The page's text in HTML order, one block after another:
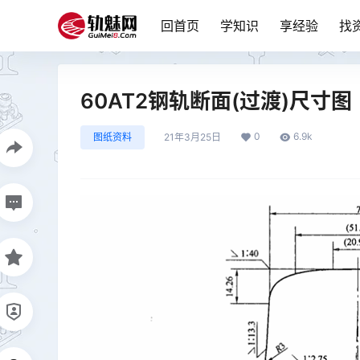
回首页 学知识 享经验 找
60AT2钢轨断面(过渡)尺寸图
图纸资料 21年3月25日 0 6.9k